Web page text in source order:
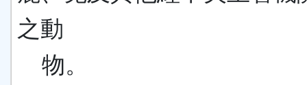
之動
物。